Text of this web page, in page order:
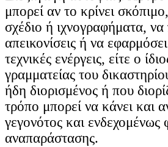
μπορεί αν το κρίνει
σχέδιο ή ιχνογραφήματα,
απεικονίσεις ή να
τεχνικές ενέργεις, είτε ο
γραμματείας του
ήδη διορισμένος ή που
τρόπο μπορεί να κάνει και
γεγονότος και
αναπαράστασης.